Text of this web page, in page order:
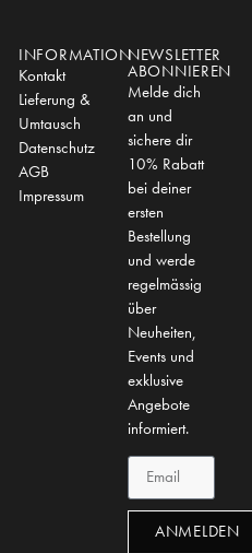
INFORMATION
Kontakt
Lieferung &
Umtausch
Datenschutz
AGB
Impressum
NEWSLETTER
ABONNIEREN
Melde dich
an und
sichere dir
10% Rabatt
bei deiner
ersten
Bestellung
und werde
regelmässig
über
Neuheiten,
Events und
exklusive
Angebote
informiert.
ANMELDEN